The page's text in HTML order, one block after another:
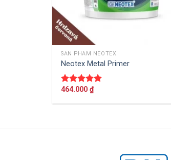
THÊM VÀO GIỎ HÀNG
SẢN PHẨM NEOTEX
Neotex Metal Primer
Được xếp
5 sao
464.000₫